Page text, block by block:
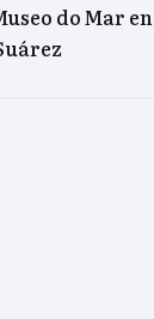
do Mar en